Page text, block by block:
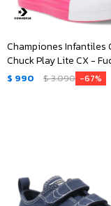
Championes Infantiles
Chuck Play Lite CX -
Blanco
$ 990 $3.090 67